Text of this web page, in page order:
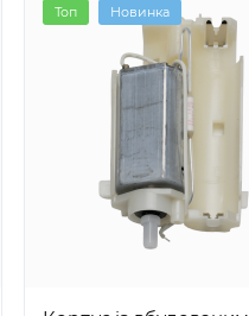
Топ Новинка